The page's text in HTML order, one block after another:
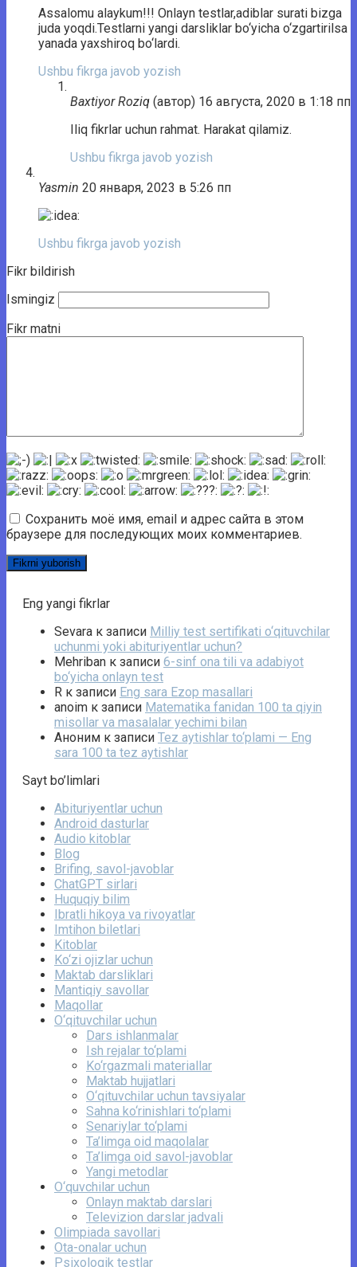
Assalomu alaykum!!! Onlayn testlar,adiblar surati bizga
juda yoqdi.Testlarni yangi darsliklar bo‘yicha o‘zgartirilsa
yanada yaxshiroq bo‘lardi.
Ushbu fikrga javob yozish
Baxtiyor Roziq (автор) 16 августа, 2020 в 1:18 пп
Iliq fikrlar uchun rahmat. Harakat qilamiz.
Ushbu fikrga javob yozish
Yasmin 20 января, 2023 в 5:26 пп
Ushbu fikrga javob yozish
Fikr bildirish
Ismingiz
Fikr matni
Сохранить моё имя, email и адрес сайта в этом
браузере для последующих моих комментариев.
Eng yangi fikrlar
Sevara к записи Milliy test sertifikati o‘qituvchilar
uchunmi yoki abituriyentlar uchun?
Mehriban к записи 6-sinf ona tili va adabiyot
bo‘yicha onlayn test
R к записи Eng sara Ezop masallari
anoim к записи Matematika fanidan 100 ta qiyin
misollar va masalalar yechimi bilan
Аноним к записи Tez aytishlar to‘plami — Eng
sara 100 ta tez aytishlar
Sayt bo’limlari
Abituriyentlar uchun
Android dasturlar
Audio kitoblar
Blog
Brifing, savol-javoblar
ChatGPT sirlari
Huquqiy bilim
Ibratli hikoya va rivoyatlar
Imtihon biletlari
Kitoblar
Ko‘zi ojizlar uchun
Maktab darsliklari
Mantiqiy savollar
Maqollar
O‘qituvchilar uchun
Dars ishlanmalar
Ish rejalar to‘plami
Ko‘rgazmali materiallar
Maktab hujjatlari
O‘qituvchilar uchun tavsiyalar
Sahna ko‘rinishlari to‘plami
Senariylar to‘plami
Ta’limga oid maqolalar
Ta’limga oid savol-javoblar
Yangi metodlar
O‘quvchilar uchun
Onlayn maktab darslari
Televizion darslar jadvali
Olimpiada savollari
Ota-onalar uchun
Psixologik testlar